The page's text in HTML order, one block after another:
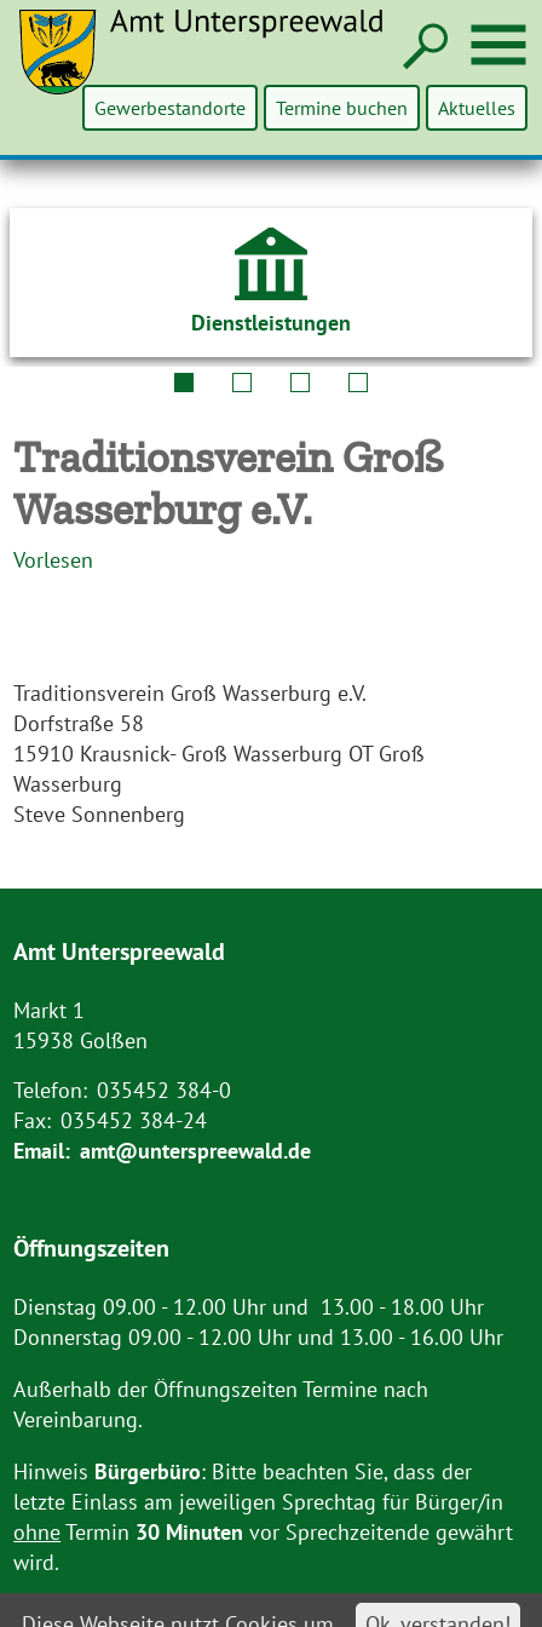
Gewerbestandorte Termine buchen Aktuelles
Dienstleistungen
Traditionsverein Groß
Wasserburg e.V.
Vorlesen
Traditionsverein Groß Wasserburg e.V.
Dorfstraße 58
15910 Krausnick- Groß Wasserburg OT Groß
Wasserburg
Steve Sonnenberg
Amt Unterspreewald
Markt 1
15938 Golßen
Telefon: 035452 384-0
Fax: 035452 384-24
Email: amt@unterspreewald.de
Öffnungszeiten
Dienstag 09.00 - 12.00 Uhr und 13.00 - 18.00 Uhr
Donnerstag 09.00 - 12.00 Uhr und 13.00 - 16.00 Uhr
Außerhalb der Öffnungszeiten Termine nach
Vereinbarung.
Hinweis Bürgerbüro: Bitte beachten Sie, dass der
letzte Einlass am jeweiligen Sprechtag für Bürger/in
ohneTermin 30 Minuten vor Sprechzeitende gewährt
wird.